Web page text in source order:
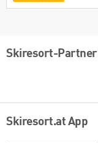
Skiresort-Partner
Skiresort.at App